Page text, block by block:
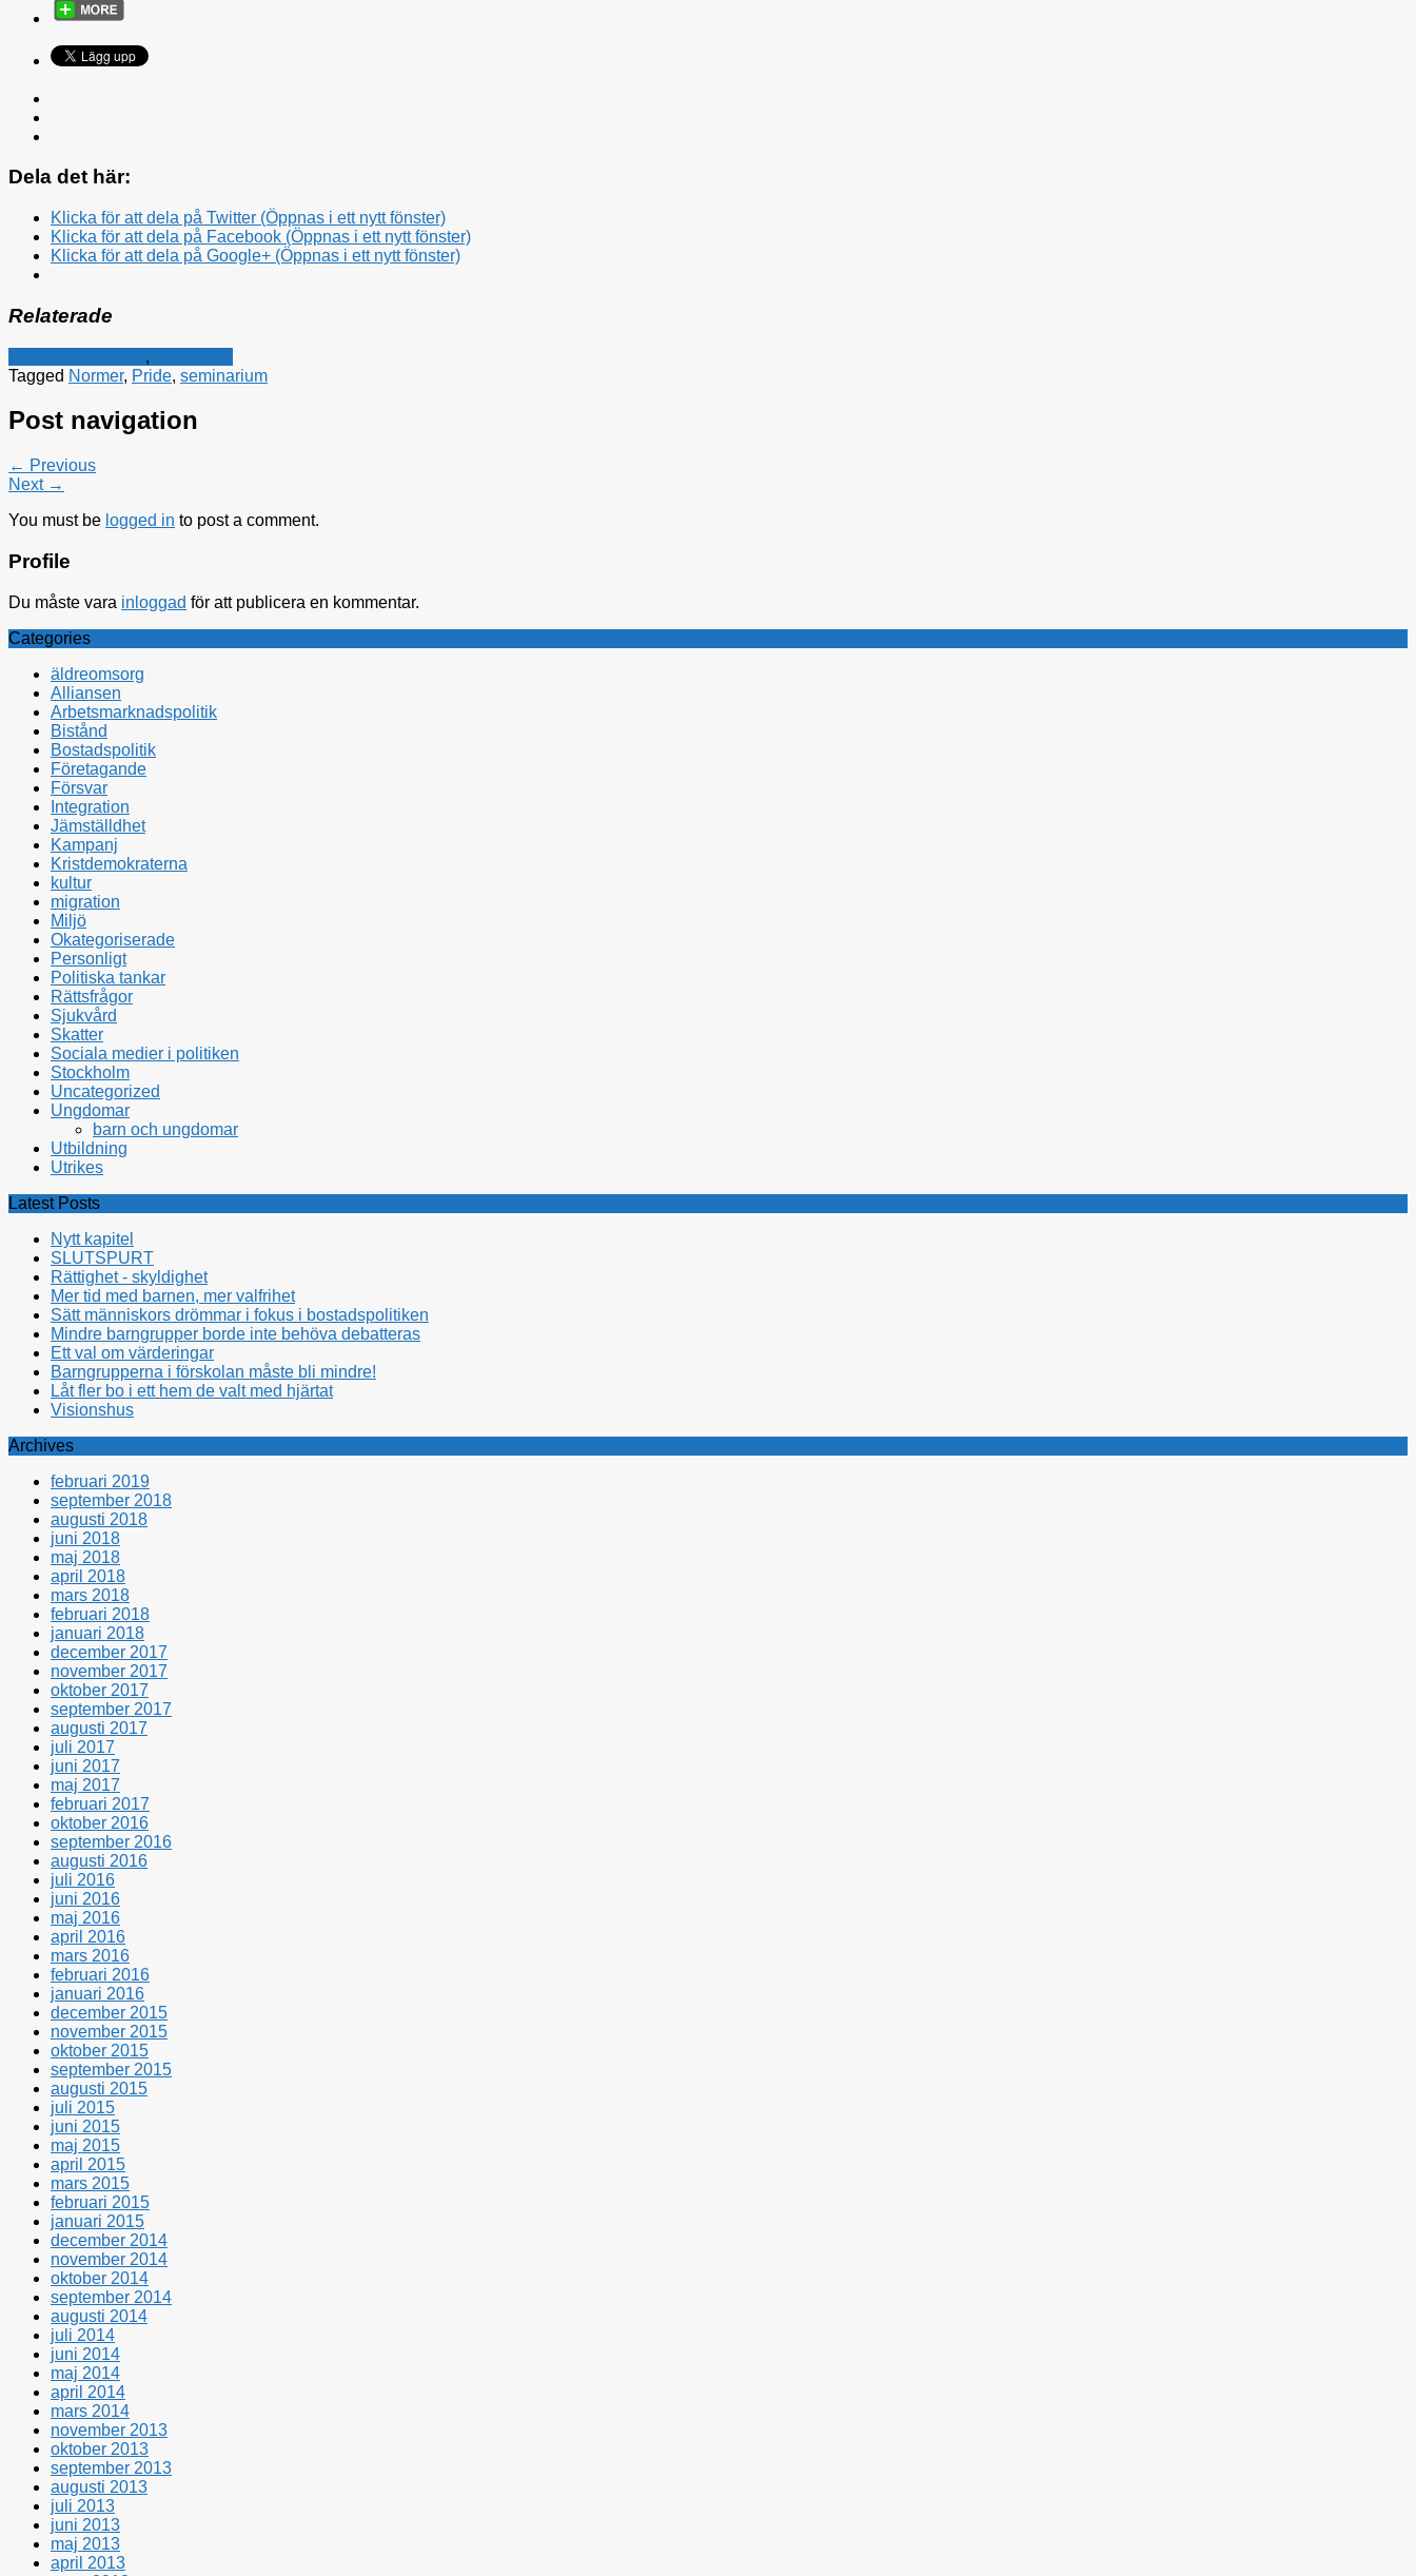
Dela det här:
Klicka för att dela på Twitter (Öppnas i ett nytt fönster)
Klicka för att dela på Facebook (Öppnas i ett nytt fönster)
Klicka för att dela på Google+ (Öppnas i ett nytt fönster)
Relaterade
,
Tagged Normer, Pride, seminarium
Post navigation
← Previous
Next →
You must be logged in to post a comment.
Profile
Du måste vara inloggad för att publicera en kommentar.
Categories
äldreomsorg
Alliansen
Arbetsmarknadspolitik
Bistånd
Bostadspolitik
Företagande
Försvar
Integration
Jämställdhet
Kampanj
Kristdemokraterna
kultur
migration
Miljö
Okategoriserade
Personligt
Politiska tankar
Rättsfrågor
Sjukvård
Skatter
Sociala medier i politiken
Stockholm
Uncategorized
Ungdomar
barn och ungdomar
Utbildning
Utrikes
Latest Posts
Nytt kapitel
SLUTSPURT
Rättighet - skyldighet
Mer tid med barnen, mer valfrihet
Sätt människors drömmar i fokus i bostadspolitiken
Mindre barngrupper borde inte behöva debatteras
Ett val om värderingar
Barngrupperna i förskolan måste bli mindre!
Låt fler bo i ett hem de valt med hjärtat
Visionshus
Archives
februari 2019
september 2018
augusti 2018
juni 2018
maj 2018
april 2018
mars 2018
februari 2018
januari 2018
december 2017
november 2017
oktober 2017
september 2017
augusti 2017
juli 2017
juni 2017
maj 2017
februari 2017
oktober 2016
september 2016
augusti 2016
juli 2016
juni 2016
maj 2016
april 2016
mars 2016
februari 2016
januari 2016
december 2015
november 2015
oktober 2015
september 2015
augusti 2015
juli 2015
juni 2015
maj 2015
april 2015
mars 2015
februari 2015
januari 2015
december 2014
november 2014
oktober 2014
september 2014
augusti 2014
juli 2014
juni 2014
maj 2014
april 2014
mars 2014
november 2013
oktober 2013
september 2013
augusti 2013
juli 2013
juni 2013
maj 2013
april 2013